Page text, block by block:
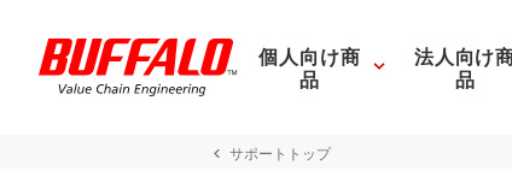
個人向け商
品
法人向け
品
サポートトップ